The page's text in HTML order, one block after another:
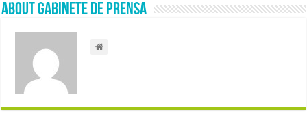
About Gabinete de Prensa